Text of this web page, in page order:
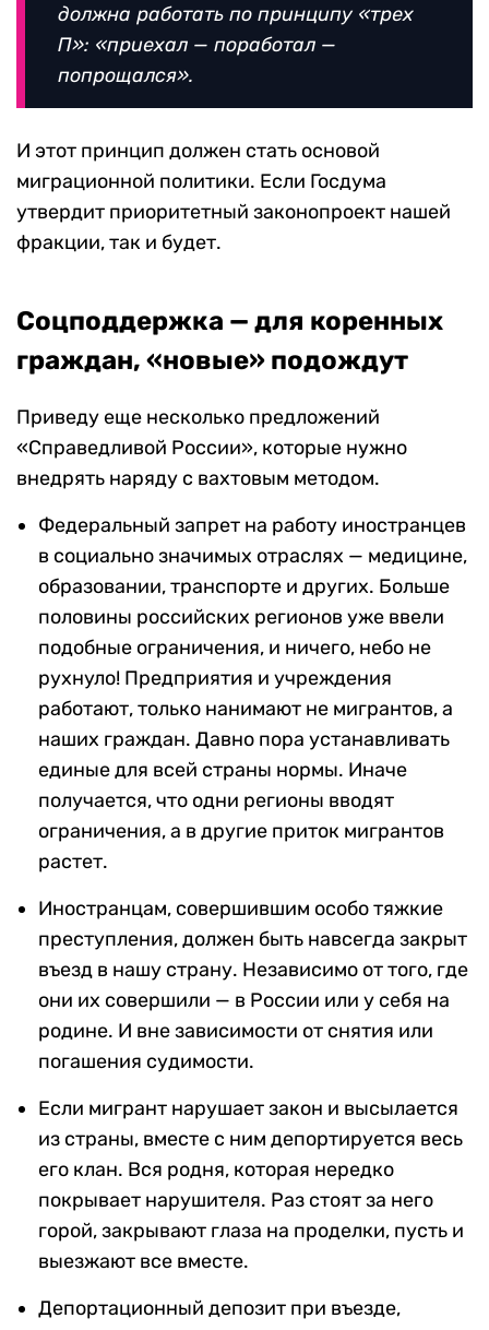
должна работать по принципу «трех
П»: «приехал — поработал —
попрощался».
И этот принцип должен стать основой
миграционной политики. Если Госдума
утвердит приоритетный законопроект нашей
фракции, так и будет.
Соцподдержка — для коренных
граждан, «новые» подождут
Приведу еще несколько предложений
«Справедливой России», которые нужно
внедрять наряду с вахтовым методом.
Федеральный запрет на работу иностранцев
в социально значимых отраслях — медицине,
образовании, транспорте и других. Больше
половины российских регионов уже ввели
подобные ограничения, и ничего, небо не
рухнуло! Предприятия и учреждения
работают, только нанимают не мигрантов, а
наших граждан. Давно пора устанавливать
единые для всей страны нормы. Иначе
получается, что одни регионы вводят
ограничения, а в другие приток мигрантов
растет.
Иностранцам, совершившим особо тяжкие
преступления, должен быть навсегда закрыт
въезд в нашу страну. Независимо от того, где
они их совершили — в России или у себя на
родине. И вне зависимости от снятия или
погашения судимости.
Если мигрант нарушает закон и высылается
из страны, вместе с ним депортируется весь
его клан. Вся родня, которая нередко
покрывает нарушителя. Раз стоят за него
горой, закрывают глаза на проделки, пусть и
выезжают все вместе.
Депортационный депозит при въезде,